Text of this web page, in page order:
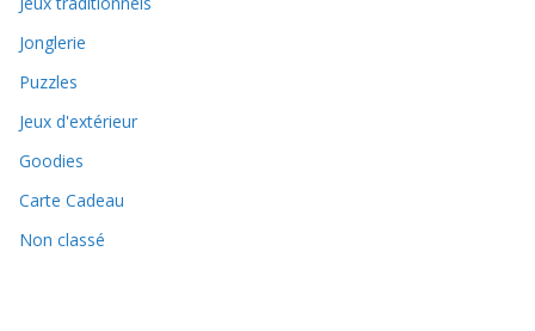
Jonglerie
Puzzles
Jeux d'extérieur
Goodies
Carte Cadeau
Non classé